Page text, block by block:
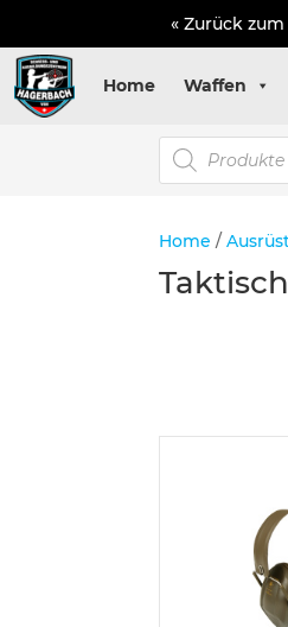
« Zurück
Home Waffen
Products
search
Home /